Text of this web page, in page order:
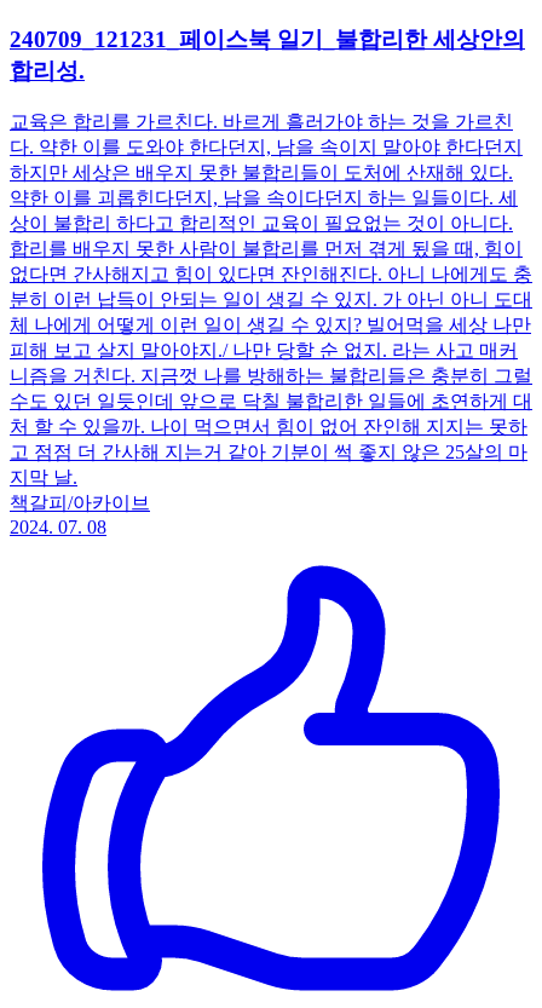
240709_121231_페이스북 일기_불합리한 세상안의
합리성.
교육은 합리를 가르친다. 바르게 흘러가야 하는 것을 가르친
다. 약한 이를 도와야 한다던지, 남을 속이지 말아야 한다던지
하지만 세상은 배우지 못한 불합리들이 도처에 산재해 있다.
약한 이를 괴롭힌다던지, 남을 속이다던지 하는 일들이다. 세
상이 불합리 하다고 합리적인 교육이 필요없는 것이 아니다.
합리를 배우지 못한 사람이 불합리를 먼저 겪게 됬을 때, 힘이
없다면 간사해지고 힘이 있다면 잔인해진다. 아니 나에게도 충
분히 이런 납득이 안되는 일이 생길 수 있지. 가 아닌 아니 도대
체 나에게 어떻게 이런 일이 생길 수 있지? 빌어먹을 세상 나만
피해 보고 살지 말아야지./ 나만 당할 순 없지. 라는 사고 매커
니즘을 거친다. 지금껏 나를 방해하는 불합리들은 충분히 그럴
수도 있던 일듯인데 앞으로 닥칠 불합리한 일들에 초연하게 대
처 할 수 있을까. 나이 먹으면서 힘이 없어 잔인해 지지는 못하
고 점점 더 간사해 지는거 같아 기분이 썩 좋지 않은 25살의 마
지막 날.
책갈피/아카이브
2024. 07. 08